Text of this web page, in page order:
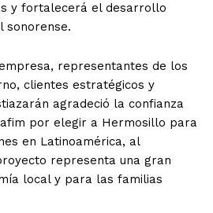
y fortalecerá el desarrollo
sonorense.
representantes de los
clientes estratégicos y
agradeció la confianza
por elegir a Hermosillo para
en Latinoamérica, al
representa una gran
local y para las familias